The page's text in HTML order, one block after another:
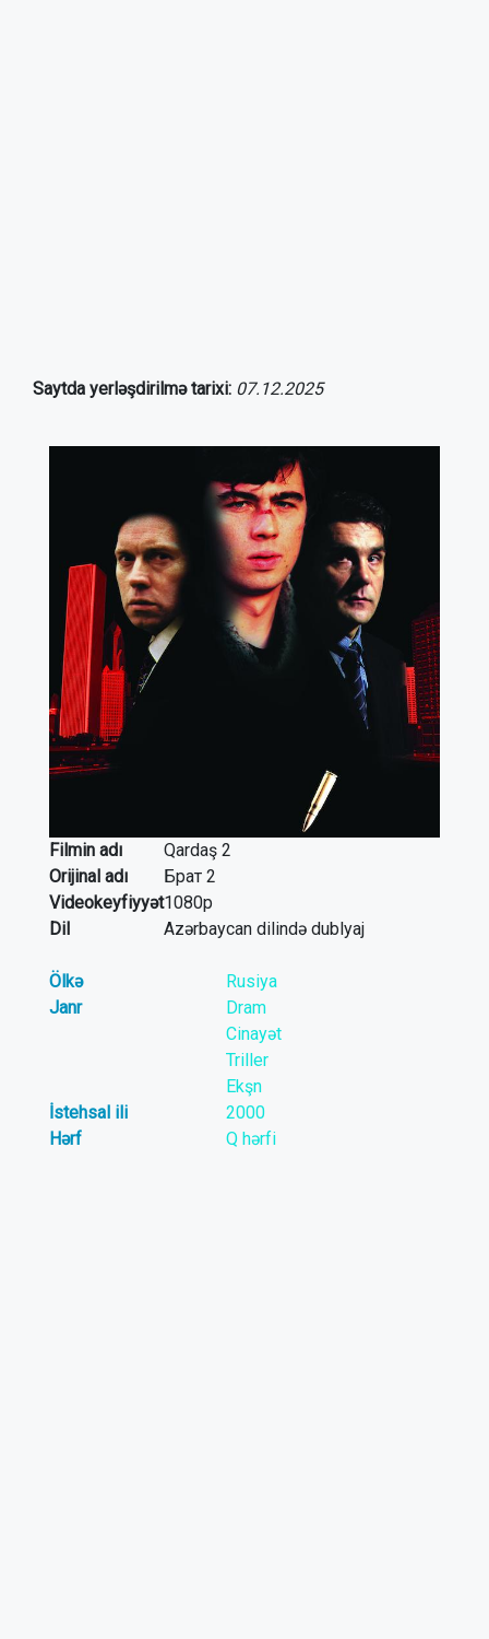
Saytda yerləşdirilmə tarixi: 07.12.2025
Filmin adı
Qardaş 2
Orijinal adı
Брат 2
Videokeyfiyyət1080p
Dil
Azərbaycan dilində dublyaj
Ölkə
Rusiya
Janr
Dram
Cinayət
Triller
Ekşn
İstehsal ili
2000
Hərf
Q hərfi